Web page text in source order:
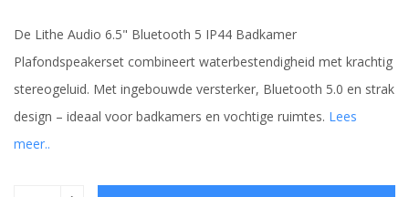
De Lithe Audio 6.5" Bluetooth 5 IP44 Badkamer
Plafondspeakerset combineert waterbestendigheid met krachtig
stereogeluid. Met ingebouwde versterker, Bluetooth 5.0 en strak
design – ideaal voor badkamers en vochtige ruimtes. Lees
meer..